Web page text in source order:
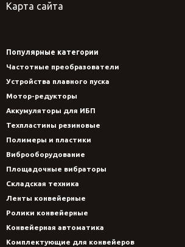
Карта сайта
Популярные категории
Частотные преобразователи
Устройства плавного пуска
Мотор-редукторы
Аккумуляторы для ИБП
Техпластины резиновые
Полимеры и пластики
Виброоборудование
Площадочные вибраторы
Складская техника
Ленты конвейерные
Ролики конвейерные
Конвейерная автоматика
Комплектующие для конвейеров